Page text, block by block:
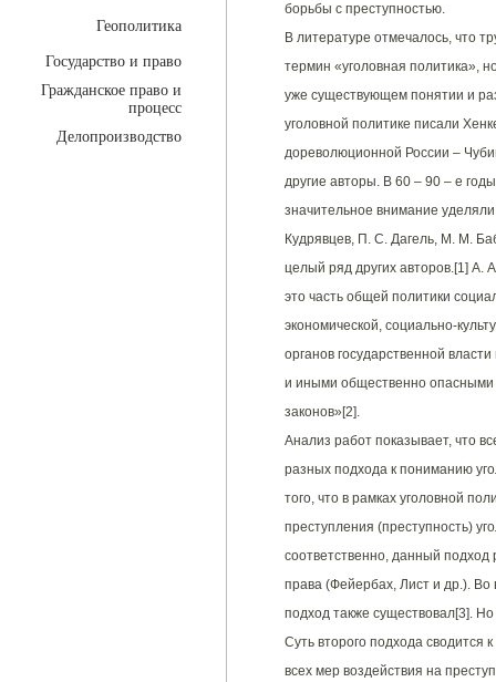
Геополитика
Государство и право
Гражданское право и
процесс
Делопроизводство
борьбы с преступностью.
В литературе отмечалось, что
термин «уголовная политика»,
уже существующем понятии и
уголовной политике писали
дореволюционной России –
другие авторы. В 60 – 90 – е
значительное внимание
Кудрявцев, П. С. Дагель, М. М.
целый ряд других авторов.[1] А.
это часть общей политики
экономической, социально-
органов государственной
и иными общественно опасными
законов»[2].
Анализ работ показывает, что
разных подхода к пониманию
того, что в рамках уголовной
преступления (преступность)
соответственно, данный подход
права (Фейербах, Лист и др.). Во
подход также существовал[3].
Суть второго подхода сводится
всех мер воздействия на